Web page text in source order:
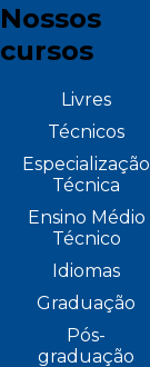
Nossos
cursos
Livres
Técnicos
Especialização
Técnica
Ensino Médio
Técnico
Idiomas
Graduação
Pós-
graduação